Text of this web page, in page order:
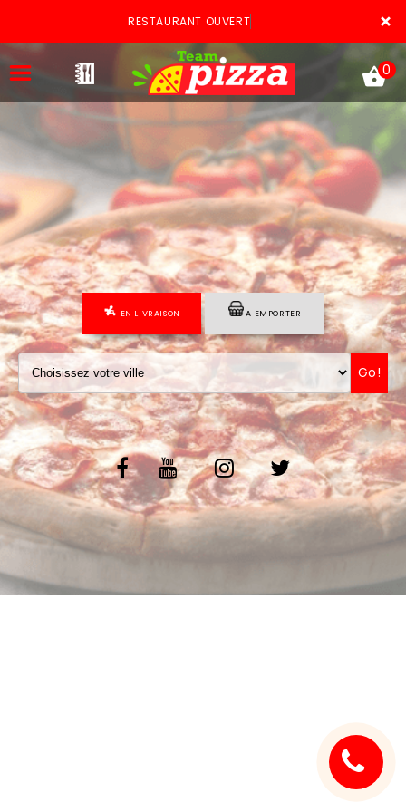
×
RESTAURANT OUVERT
ACCUEIL
LA CARTE
VOTRE COMPTE
NOTRE RESTAURANT
VOS AVIS
MENTIONS LÉGALES
C.G.V
0
EN LIVRAISON A EMPORTER
Go!